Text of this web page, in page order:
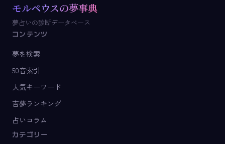
モルペウスの夢事典
夢占いの診断データベース
コンテンツ
夢を検索
50音索引
人気キーワード
吉夢ランキング
占いコラム
カテゴリー